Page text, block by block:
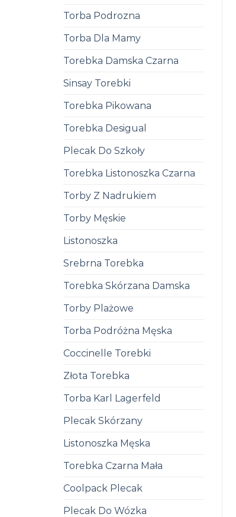
Torba Podrozna
Torba Dla Mamy
Torebka Damska Czarna
Sinsay Torebki
Torebka Pikowana
Torebka Desigual
Plecak Do Szkoły
Torebka Listonoszka Czarna
Torby Z Nadrukiem
Torby Męskie
Listonoszka
Srebrna Torebka
Torebka Skórzana Damska
Torby Plażowe
Torba Podróżna Męska
Coccinelle Torebki
Złota Torebka
Torba Karl Lagerfeld
Plecak Skórzany
Listonoszka Męska
Torebka Czarna Mała
Coolpack Plecak
Plecak Do Wózka